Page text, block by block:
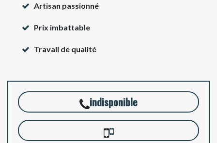
Artisan passionné
Prix imbattable
Travail de qualité
indisponible